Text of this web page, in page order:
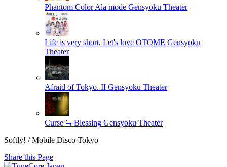
Phantom Color Ala mode Gensyoku Theater
Life is very short, Let's love OTOME Gensyoku
Theater
Afraid of Tokyo. II Gensyoku Theater
Curse ≒ Blessing Gensyoku Theater
Softly! / Mobile Disco Tokyo
Share this Page